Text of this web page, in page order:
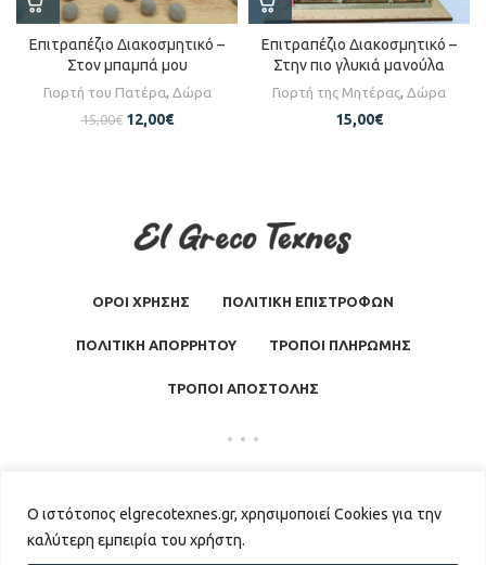
Ο ιστότοπος elgrecotexnes.gr, χρησιμοποιεί Cookies για την
καλύτερη εμπειρία του χρήστη.
Επιτραπέζιο Διακοσμητικό –
Στον μπαμπά μου
Γιορτή του Πατέρα, Δώρα
15,00€ 12,00€
Επιτραπέζιο Διακοσμητικό –
Στην πιο γλυκιά μανούλα
Γιορτή της Μητέρας, Δώρα
15,00€
ΟΡΟΙ ΧΡΗΣΗΣ ΠΟΛΙΤΙΚΗ ΕΠΙΣΤΡΟΦΩΝ
ΠΟΛΙΤΙΚΗ ΑΠΟΡΡΗΤΟΥ ΤΡΟΠΟΙ ΠΛΗΡΩΜΗΣ
ΤΡΟΠΟΙ ΑΠΟΣΤΟΛΗΣ
El Greco Texnes 2026 | Powered byGKISASGROUP